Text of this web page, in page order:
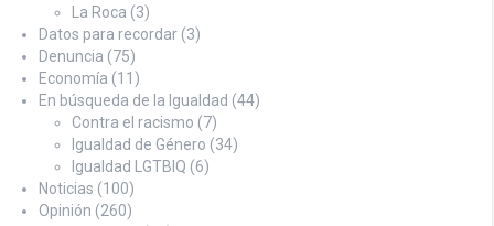
La Roca (3)
Datos para recordar (3)
Denuncia (75)
Economía (11)
En búsqueda de la Igualdad (44)
Contra el racismo (7)
Igualdad de Género (34)
Igualdad LGTBIQ (6)
Noticias (100)
Opinión (260)